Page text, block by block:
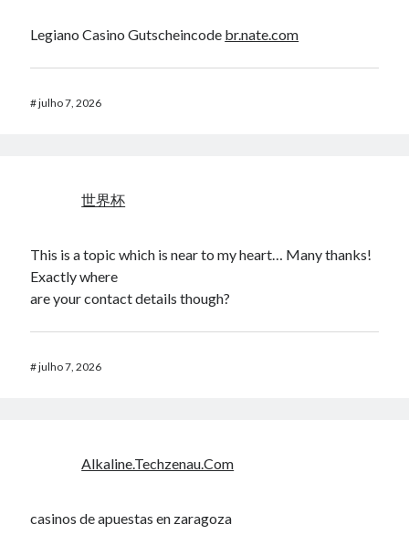
Legiano Casino Gutscheincode br.nate.com
#julho 7, 2026
世界杯
This is a topic which is near to my heart… Many thanks!
Exactly where
are your contact details though?
#julho 7, 2026
Alkaline.Techzenau.Com
casinos de apuestas en zaragoza